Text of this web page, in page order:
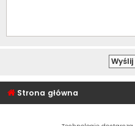
Strona główna